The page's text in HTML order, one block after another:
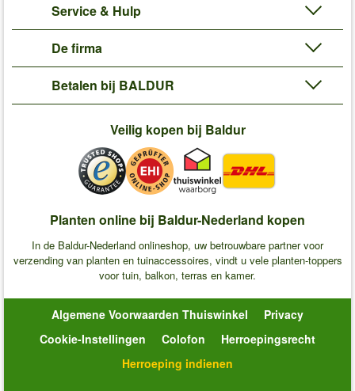
Service & Hulp
De firma
Betalen bij BALDUR
Veilig kopen bij Baldur
Planten online bij Baldur-Nederland kopen
In de Baldur-Nederland onlineshop, uw betrouwbare partner voor
verzending van planten en tuinaccessoires, vindt u vele planten-toppers
voor tuin, balkon, terras en kamer.
Algemene Voorwaarden Thuiswinkel
Privacy
Cookie-Instellingen
Colofon
Herroepingsrecht
Herroeping indienen